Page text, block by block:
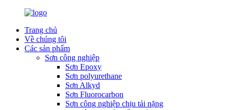
Trang chủ
Về chúng tôi
Các sản phẩm
Sơn công nghiệp
Sơn Epoxy
Sơn polyurethane
Sơn Alkyd
Sơn Fluorocarbon
Sơn công nghiệp chịu tải nặng